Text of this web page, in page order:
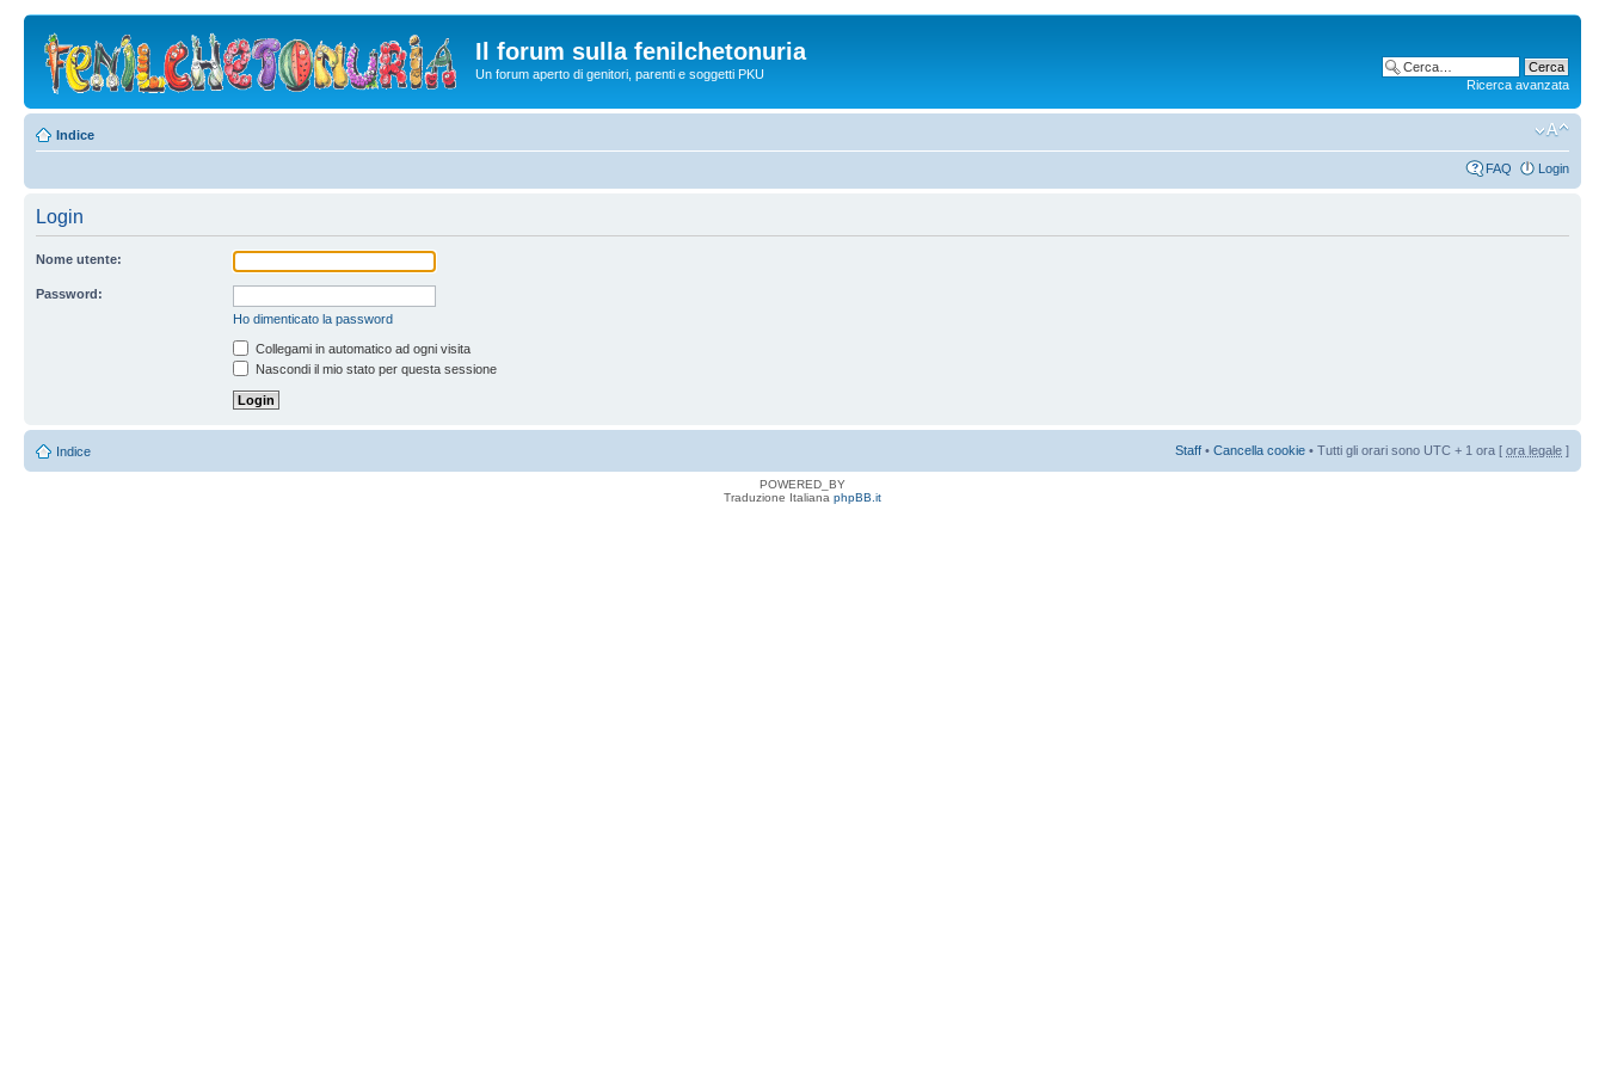
Il forum sulla fenilchetonuria
Un forum aperto di genitori, parenti e soggetti PKU
Ricerca avanzata
Indice
FAQ Login
Login
Nome utente:
Password:
Ho dimenticato la password
Collegami in automatico ad ogni visita
Nascondi il mio stato per questa sessione
Indice Staff • Cancella cookie • Tutti gli orari sono UTC + 1 ora [ ora legale ]
POWERED_BY
Traduzione Italiana phpBB.it